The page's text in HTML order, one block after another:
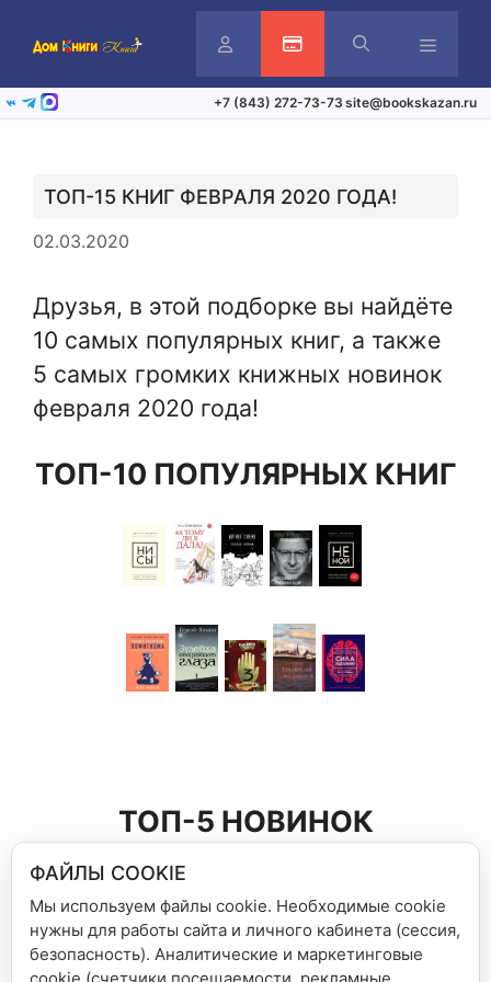
ЛичныйАктивация карты
ВКонтакте
Telegram
Max +7 (843) 272-73-73 site@bookskazan.ru
ТОП-15 КНИГ ФЕВРАЛЯ 2020 ГОДА!
02.03.2020
Друзья, в этой подборке вы найдёте
10 самых популярных книг, а также
5 самых громких книжных новинок
февраля 2020 года!
ТОП-10 ПОПУЛЯРНЫХ КНИГ
ТОП-5 НОВИНОК
ФАЙЛЫ COOKIE
Мы используем файлы cookie. Необходимые cookie
нужны для работы сайта и личного кабинета (сессия,
безопасность). Аналитические и маркетинговые